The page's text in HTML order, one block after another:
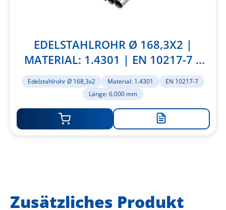
EDELSTAHLROHR Ø 168,3X2 |
MATERIAL: 1.4301 | EN 10217-7 |
LÄNGE: 6.000 MM
Edelstahlrohr Ø 168,3x2 Material: 1.4301
EN 10217-7
Länge: 6.000 mm
Zur
Zusätzliches Produkt